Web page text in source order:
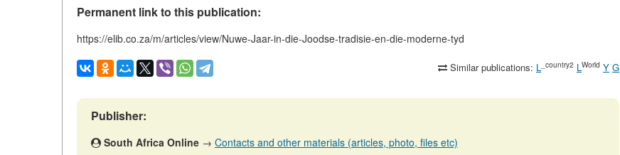
Permanent link to this publication:
https://elib.co.za/m/articles/view/Nuwe-Jaar-in-die-Joodse-tradisie-en-die-moderne-tyd
Similar publications: L _country2 LWorld Y G
Publisher:
South Africa Online → Contacts and other materials (articles, photo, files etc)